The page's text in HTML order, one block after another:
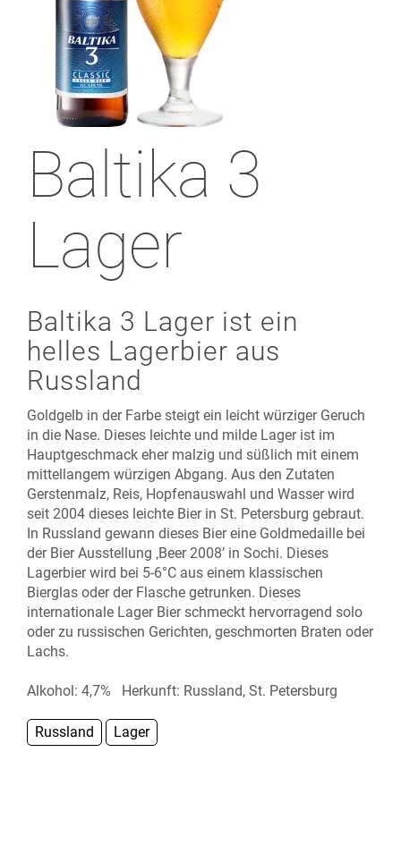
Baltika 3
Lager
Baltika 3 Lager ist ein
helles Lagerbier aus
Russland
Goldgelb in der Farbe steigt ein leicht würziger Geruch
in die Nase. Dieses leichte und milde Lager ist im
Hauptgeschmack eher malzig und süßlich mit einem
mittellangem würzigen Abgang. Aus den Zutaten
Gerstenmalz, Reis, Hopfenauswahl und Wasser wird
seit 2004 dieses leichte Bier in St. Petersburg gebraut.
In Russland gewann dieses Bier eine Goldmedaille bei
der Bier Ausstellung ‚Beer 2008’ in Sochi. Dieses
Lagerbier wird bei 5-6°C aus einem klassischen
Bierglas oder der Flasche getrunken. Dieses
internationale Lager Bier schmeckt hervorragend solo
oder zu russischen Gerichten, geschmorten Braten oder
Lachs.
Alkohol: 4,7% Herkunft: Russland, St. Petersburg
Russland Lager